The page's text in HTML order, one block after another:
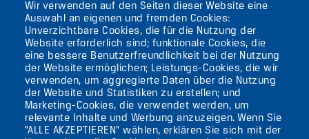
Wir verwenden auf den Seiten dieser Website eine
Auswahl an eigenen und fremden Cookies:
Unverzichtbare Cookies, die für die Nutzung der
Website erforderlich sind; funktionale Cookies, die
eine bessere Benutzerfreundlichkeit bei der Nutzung
der Website ermöglichen; Leistungs-Cookies, die wir
verwenden, um aggregierte Daten über die Nutzung
der Website und Statistiken zu erstellen; und
Marketing-Cookies, die verwendet werden, um
relevante Inhalte und Werbung anzuzeigen. Wenn Sie
"ALLE AKZEPTIEREN" wählen, erklären Sie sich mit der
12105 BERLIN
TEMPELHOF
AKTUELLES
KONTAKT